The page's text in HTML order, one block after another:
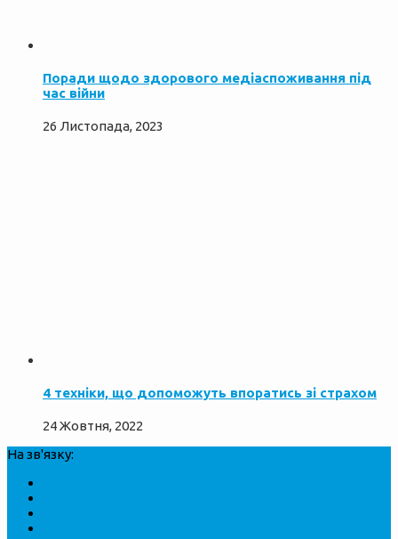
Поради щодо здорового медіаспоживання під
час війни
26 Листопада, 2023
4 техніки, що допоможуть впоратись зі страхом
24 Жовтня, 2022
На зв'язку: